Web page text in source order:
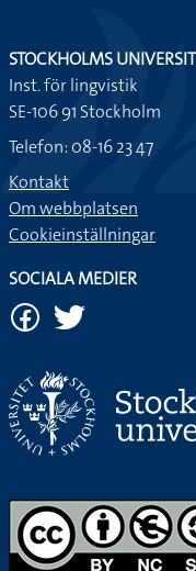
STOCKHOLMS
Inst. för lingvistik
SE-106 91 Stockholm
Telefon: 08-16 23 47
Kontakt
Om webbplatsen
Cookieinställningar
SOCIALA MEDIER